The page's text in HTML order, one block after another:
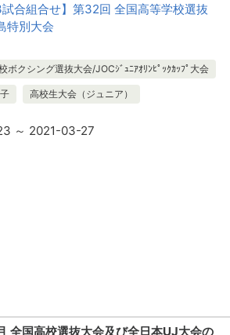
試合組合せ】第32回 全国高等学校選抜
特別大会
ボクシング選抜大会/JOCｼﾞｭﾆｱｵﾘﾝﾋﾟｯｸｶｯﾌﾟ大会
高校生大会（ジュニア）
～ 2021-03-27
全国高校選抜大会及び全日本UJ大会の